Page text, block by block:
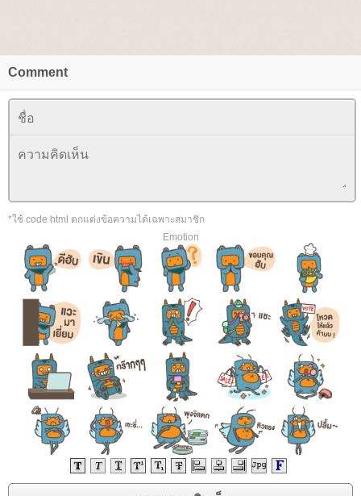
Comment
*ใช้ code html ตกแต่งข้อความได้เฉพาะสมาชิก
Emotion